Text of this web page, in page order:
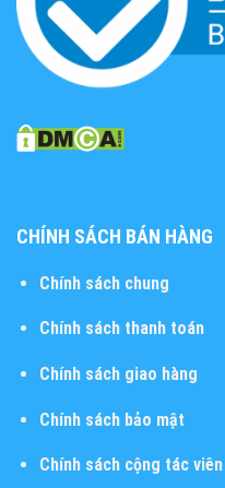
CHÍNH SÁCH BÁN HÀNG
Chính sách chung
Chính sách thanh toán
Chính sách giao hàng
Chính sách bảo mật
Chính sách cộng tác viên